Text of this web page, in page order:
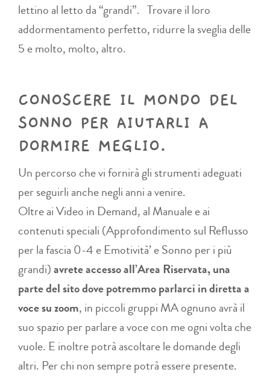
lettino al letto da “grandi”. Trovare il loro
addormentamento perfetto, ridurre la sveglia delle
5 e molto, molto, altro.
CONOSCERE IL MONDO DEL
SONNO PER AIUTARLI A
DORMIRE MEGLIO.
Un percorso che vi fornirà gli strumenti adeguati
per seguirli anche negli anni a venire.
Oltre ai Video in Demand, al Manuale e ai
contenuti speciali (Approfondimento sul Reflusso
per la fascia 0-4 e Emotività’ e Sonno per i più
grandi)avrete accesso all’Area Riservata, una
parte del sito dove potremmo parlarci in diretta a
voce su zoom, in piccoli gruppi MA ognuno avrà il
suo spazio per parlare a voce con me ogni volta che
vuole. E inoltre potrà ascoltare le domande degli
altri. Per chi non sempre potrà essere presente.